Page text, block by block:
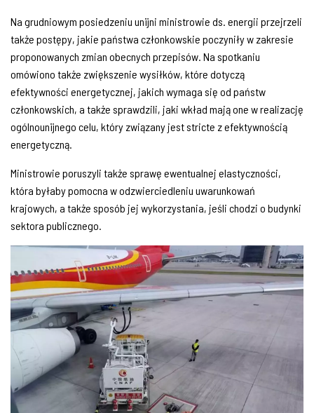
Na grudniowym posiedzeniu unijni ministrowie ds. energii przejrzeli
także postępy, jakie państwa członkowskie poczyniły w zakresie
proponowanych zmian obecnych przepisów. Na spotkaniu
omówiono także zwiększenie wysiłków, które dotyczą
efektywności energetycznej, jakich wymaga się od państw
członkowskich, a także sprawdzili, jaki wkład mają one w realizację
ogólnounijnego celu, który związany jest stricte z efektywnością
energetyczną.
Ministrowie poruszyli także sprawę ewentualnej elastyczności,
która byłaby pomocna w odzwierciedleniu uwarunkowań
krajowych, a także sposób jej wykorzystania, jeśli chodzi o budynki
sektora publicznego.